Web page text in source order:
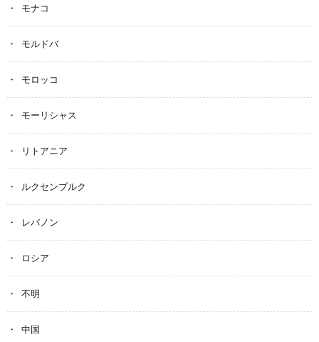
モナコ
モルドバ
モロッコ
モーリシャス
リトアニア
ルクセンブルク
レバノン
ロシア
不明
中国